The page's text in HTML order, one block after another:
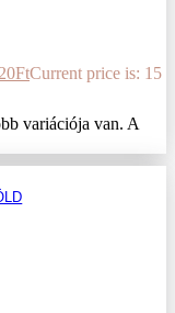
FtCurrent price is: 15
variációja van. A